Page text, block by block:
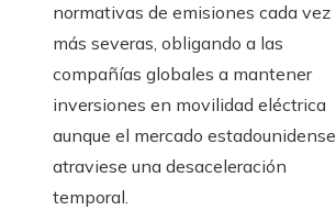
normativas de emisiones cada vez
más severas, obligando a las
compañías globales a mantener
inversiones en movilidad eléctrica
aunque el mercado estadounidense
atraviese una desaceleración
temporal.